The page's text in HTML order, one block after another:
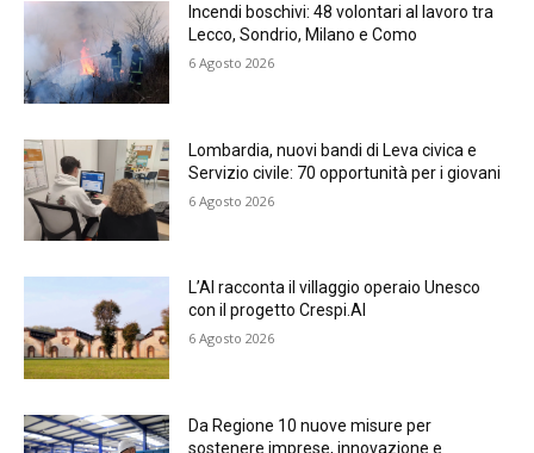
Incendi boschivi: 48 volontari al lavoro tra
Lecco, Sondrio, Milano e Como
6 Agosto 2026
Lombardia, nuovi bandi di Leva civica e
Servizio civile: 70 opportunità per i giovani
6 Agosto 2026
L’AI racconta il villaggio operaio Unesco
con il progetto Crespi.AI
6 Agosto 2026
Da Regione 10 nuove misure per
sostenere imprese, innovazione e